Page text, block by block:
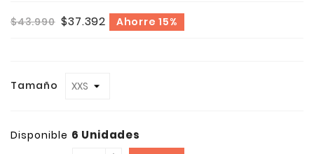
$43.990 $37.392 Ahorre 15%
Tamaño
Disponible 6 Unidades